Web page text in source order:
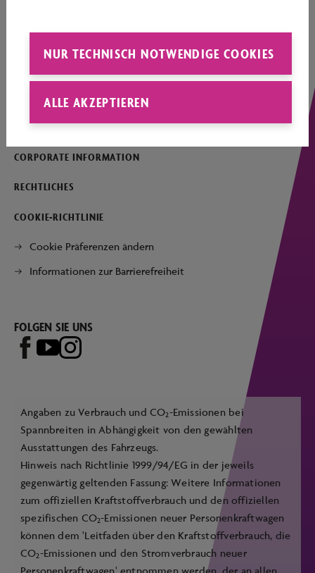
KONTAKT
SERVICE
CORPORATE INFORMATION
RECHTLICHES
COOKIE-RICHTLINIE
Cookie Präferenzen ändern
Informationen zur Barrierefreiheit
FOLGEN SIE UNS
Angaben zu Verbrauch und CO2-Emissionen bei
Spannbreiten in Abhängigkeit von den gewählten
Ausstattungen des Fahrzeugs.
Hinweis nach Richtlinie 1999/94/EG in der jeweils
gegenwärtig geltenden Fassung: Weitere Informationen
zum offiziellen Kraftstoffverbrauch und den offiziellen
spezifischen CO2-Emissionen neuer Personenkraftwagen
können dem 'Leitfaden über den Kraftstoffverbrauch, die
CO2-Emissionen und den Stromverbrauch neuer
NUR TECHNISCH NOTWENDIGE COOKIES
ALLE AKZEPTIEREN